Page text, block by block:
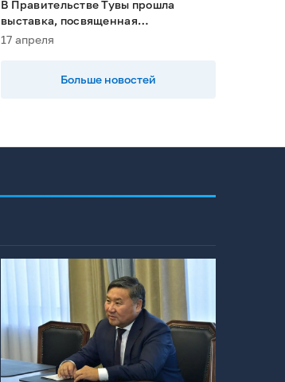
В Правительстве Тувы прошла
выставка, посвященная
национальным проектам
17 апреля
Больше новостей